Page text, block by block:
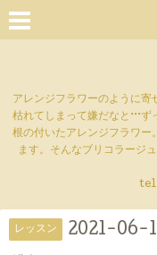
アレンジフラワーのように寄
枯れてしまって嫌だなと···
根の付いたアレンジフラワー
ます。そんなブリコラージ
tel
レッスン 2021-06-